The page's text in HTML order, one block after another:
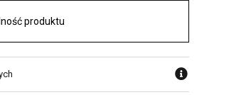
produktu